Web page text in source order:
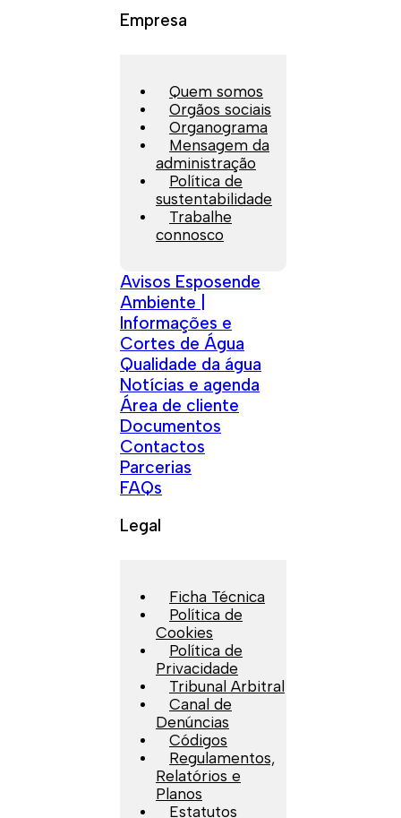
Empresa
Quem somos
Orgãos sociais
Organograma
Mensagem da
administração
Política de
sustentabilidade
Trabalhe
connosco
Avisos Esposende
Ambiente |
Informações e
Cortes de Água
Qualidade da água
Notícias e agenda
Área de cliente
Documentos
Contactos
Parcerias
FAQs
Legal
Ficha Técnica
Política de
Cookies
Política de
Privacidade
Tribunal Arbitral
Canal de
Denúncias
Códigos
Regulamentos,
Relatórios e
Planos
Estatutos